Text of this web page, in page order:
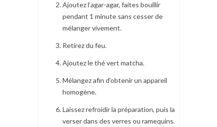
Ajoutez l’agar-agar, faites bouillir
pendant 1 minute sans cesser de
mélanger vivement.
Retirez du feu.
Ajoutez le thé vert matcha.
Mélangez afin d’obtenir un appareil
homogène.
Laissez refroidir la préparation, puis la
verser dans des verres ou ramequins.